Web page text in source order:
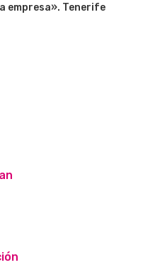
empresa». Tenerife